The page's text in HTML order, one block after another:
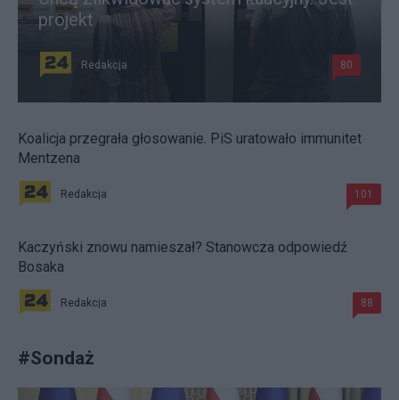
projekt
Redakcja 80
Koalicja przegrała głosowanie. PiS uratowało immunitet
Mentzena
Redakcja 101
Kaczyński znowu namieszał? Stanowcza odpowiedź
Bosaka
Redakcja 88
#Sondaż